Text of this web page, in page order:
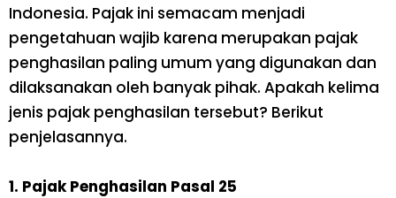
Indonesia. Pajak ini semacam menjadi
pengetahuan wajib karena merupakan pajak
penghasilan paling umum yang digunakan dan
dilaksanakan oleh banyak pihak. Apakah kelima
jenis pajak penghasilan tersebut? Berikut
penjelasannya.
1. Pajak Penghasilan Pasal 25